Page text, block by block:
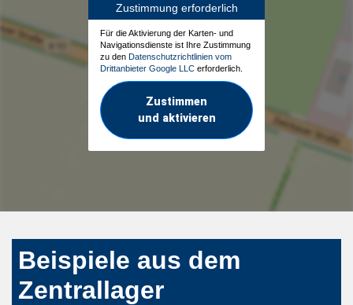
Zustimmung erforderlich
Für die Aktivierung der Karten- und
Navigationsdienste ist Ihre Zustimmung
zu den Datenschutzrichtlinien vom
Drittanbieter Google LLC erforderlich.
Zustimmen
und aktivieren
Beispiele aus dem
Zentrallager